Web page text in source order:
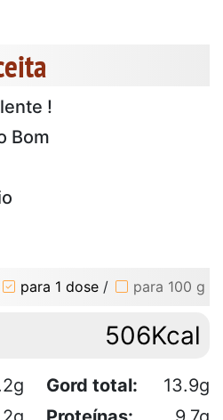
!
Bom
para 1 dose / para 100 g
506Kcal
Gord total:
13.9g